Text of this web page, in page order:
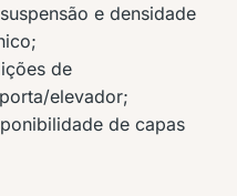
e densidade
de
elevador;
de capas